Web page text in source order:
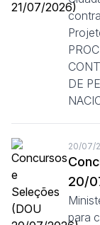
DE
20/07/
20/
para